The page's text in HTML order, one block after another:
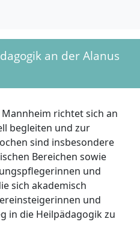
an der Alanus
richtet sich an
begleiten und zur
sind insbesondere
Bereichen sowie
und
sich akademisch
und
in die Heilpädagogik zu